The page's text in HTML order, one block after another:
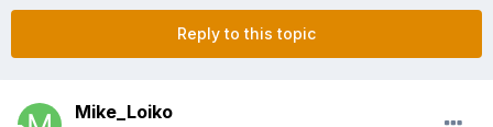
Reply to this topic
Mike_Loiko